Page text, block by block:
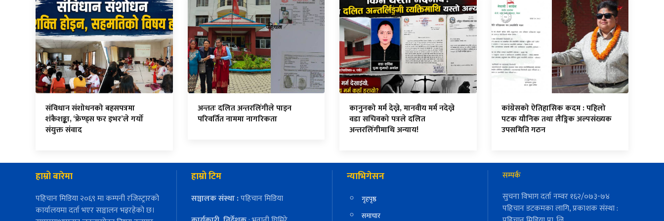
संविधान संशोधनको बहसपत्रमा
शंकैशङ्का, ‘फ्रेण्ड्स फर इभर’ले गर्यो
संयुक्त संवाद
अन्ततः दलित अन्तरलिंगीले पाइन
परिवर्तित नाममा नागरिकता
कानुनको मर्म देख्ने, मानवीय मर्म नदेख्ने
वडा सचिवको पत्रले दलित
अन्तरलिंगीमाथि अन्याय!
कांग्रेसको ऐतिहासिक कदम : पहिलो
पटक यौनिक तथा लैङ्गिक अल्पसंख्यक
उपसमिति गठन
हाम्रो बारेमा
पहिचान मिडिया २०६९ मा कम्पनी रजिस्ट्रारको
कार्यालयमा दर्ता भएर सञ्चालन भइरहेको छ।
हाम्रो टिम
सञ्चालक संस्था :पहिचान मिडिया
न्याभिगेसन
गृहपृष्ठ
समाचार
सम्पर्क
सुचना विभाग दर्ता नम्वर १६२/०७३-७४
पहिचान डटकमका लागि, प्रकाशक संस्था :